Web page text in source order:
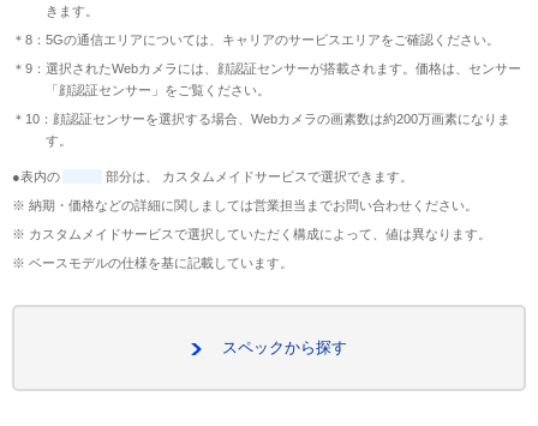
きます。
＊8：5Gの通信エリアについては、キャリアのサービスエリアをご確認ください。
＊9：選択されたWebカメラには、顔認証センサーが搭載されます。価格は、センサー
「顔認証センサー」をご覧ください。
＊10：顔認証センサーを選択する場合、Webカメラの画素数は約200万画素になりま
す。
●表内の
部分は、 カスタムメイドサービスで選択できます。
※ 納期・価格などの詳細に関しましては営業担当までお問い合わせください。
※ カスタムメイドサービスで選択していただく構成によって、値は異なります。
※ ベースモデルの仕様を基に記載しています。
スペックから探す